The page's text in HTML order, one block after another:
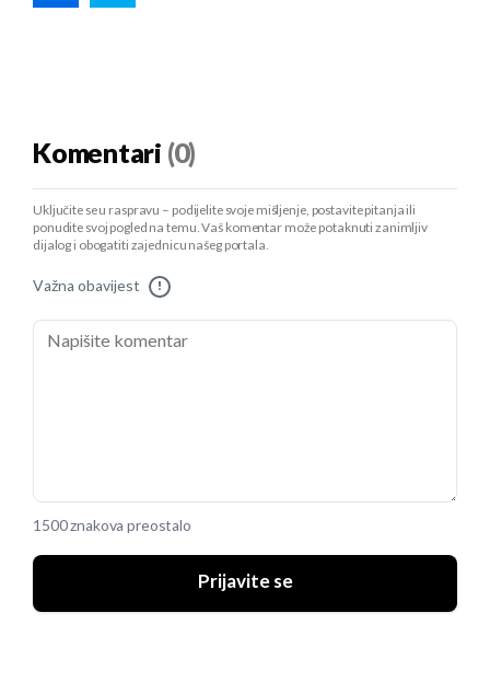
Komentari (0)
Uključite se u raspravu – podijelite svoje mišljenje, postavite pitanja ili
ponudite svoj pogled na temu. Vaš komentar može potaknuti zanimljiv
dijalog i obogatiti zajednicu našeg portala.
Važna obavijest !
1500 znakova preostalo
Prijavite se